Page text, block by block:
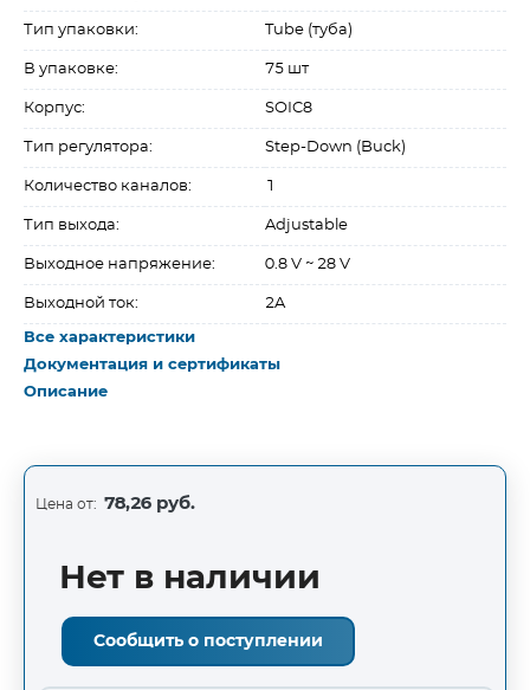
Тип упаковки: Tube (туба)
В упаковке: 75 шт
Корпус: SOIC8
Тип регулятора: Step-Down (Buck)
Количество каналов: 1
Тип выхода: Adjustable
Выходное напряжение: 0.8 V ~ 28 V
Выходной ток: 2A
Все характеристики
Документация и сертификаты
Описание
Цена от: 78,26 руб.
Нет в наличии
Сообщить о поступлении